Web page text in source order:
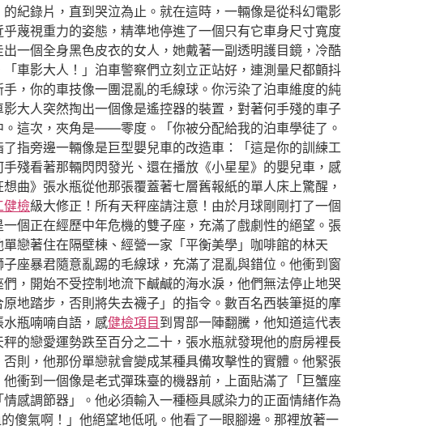
紀錄片，直到哭泣為止。就在這時，一輛像是從科幻電影
蔑視重力的姿態，精準地停進了一個只有它車身尺寸寬度
一個全身黑色皮衣的女人，她戴著一副透明護目鏡，冷酷
車影大人！」泊車警察們立刻立正站好，連測量尺都顫抖
，你的車技像一團混亂的毛線球。你污染了泊車維度的純
大人突然掏出一個像是遙控器的裝置，對著何手殘的車子
這次，夾角是——零度。「你被分配給我的泊車學徒了。
指旁邊一輛像是巨型嬰兒車的改造車：「這是你的訓練工
殘看著那輛閃閃發光、還在播放《小星星》的嬰兒車，感
曲》張水瓶從他那張覆蓋著七層舊報紙的單人床上驚醒，
健檢級大修正！所有天秤座請注意！由於月球剛剛打了一個
個正在經歷中年危機的雙子座，充滿了戲劇性的絕望。張
戀著住在隔壁棟、經營一家「平衡美學」咖啡館的林天
座暴君隨意亂踢的毛線球，充滿了混亂與錯位。他衝到窗
，開始不受控制地流下鹹鹹的海水淚，他們無法停止地哭
地踏步，否則將失去襪子」的指令。數百名西裝筆挺的摩
水瓶喃喃自語，感健檢項目 到胃部一陣翻騰，他知道這代表
的戀愛運勢跌至百分之二十，張水瓶就發現他的廚房裡長
則，他那份單戀就會變成某種具備攻擊性的實體。他緊張
衝到一個像是老式彈珠臺的機器前，上面貼滿了「巨蟹座
感調節器」。他必須輸入一種極具感染力的正面情緒作為
傻氣啊！」他絕望地低吼。他看了一眼腳邊。那裡放著一